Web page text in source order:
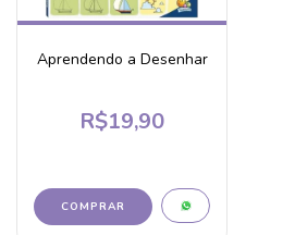
Aprendendo a Desenhar
R$19,90